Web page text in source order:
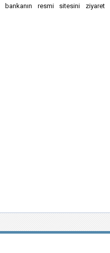
resmi sitesini ziyaret